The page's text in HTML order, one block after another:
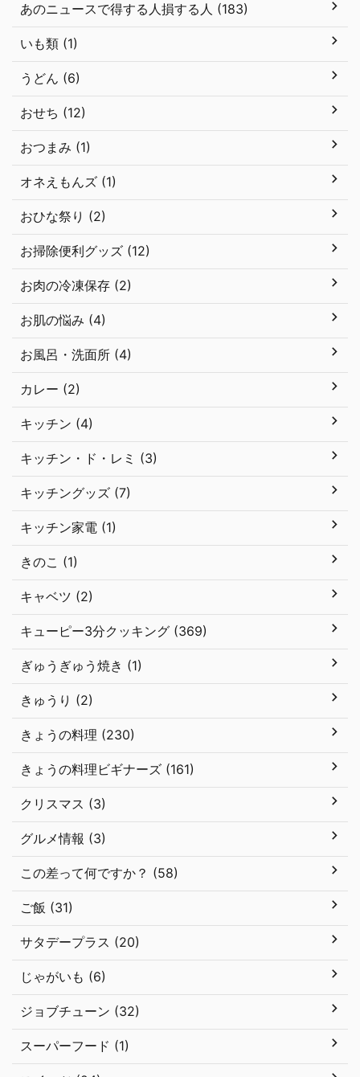
あのニュースで得する人損する人 (183)
いも類 (1)
うどん (6)
おせち (12)
おつまみ (1)
オネえもんズ (1)
おひな祭り (2)
お掃除便利グッズ (12)
お肉の冷凍保存 (2)
お肌の悩み (4)
お風呂・洗面所 (4)
カレー (2)
キッチン (4)
キッチン・ド・レミ (3)
キッチングッズ (7)
キッチン家電 (1)
きのこ (1)
キャベツ (2)
キューピー3分クッキング (369)
ぎゅうぎゅう焼き (1)
きゅうり (2)
きょうの料理 (230)
きょうの料理ビギナーズ (161)
クリスマス (3)
グルメ情報 (3)
この差って何ですか？ (58)
ご飯 (31)
サタデープラス (20)
じゃがいも (6)
ジョブチューン (32)
スーパーフード (1)